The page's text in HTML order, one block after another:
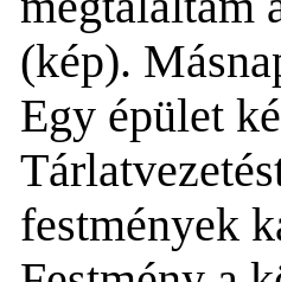
(kép).
Egy épület
Tárlatvezetés
festmények